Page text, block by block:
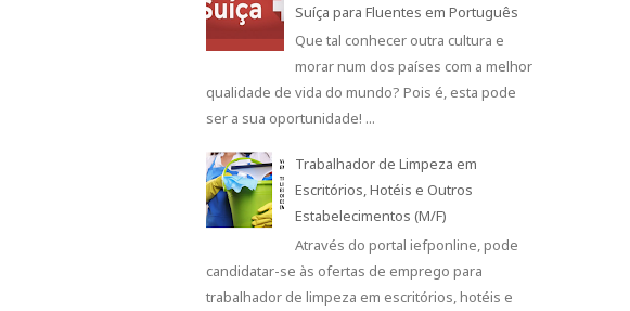
Suíça para Fluentes em Português
Que tal conhecer outra cultura e
morar num dos países com a melhor
qualidade de vida do mundo? Pois é, esta pode
ser a sua oportunidade! ...
Trabalhador de Limpeza em
Escritórios, Hotéis e Outros
Estabelecimentos (M/F)
Através do portal iefponline, pode
candidatar-se às ofertas de emprego para
trabalhador de limpeza em escritórios, hotéis e